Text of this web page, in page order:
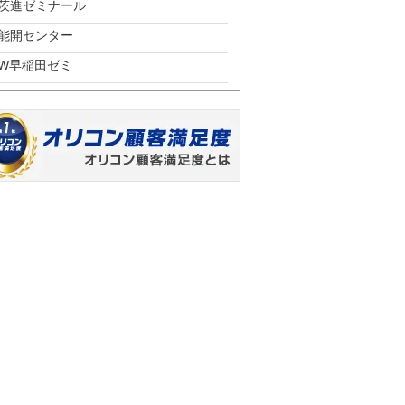
進ゼミナール
開センター
早稲田ゼミ